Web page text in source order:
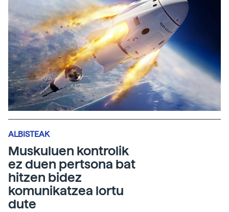
ALBISTEAK
Muskuluen kontrolik
ez duen pertsona bat
hitzen bidez
komunikatzea lortu
dute